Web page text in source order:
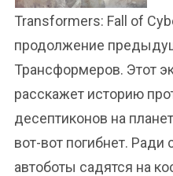
Transformers: Fall of
продолжение
Трансформеров. Этот
расскажет историю
десептиконов на
вот-вот погибнет. Ради
автоботы садятся на